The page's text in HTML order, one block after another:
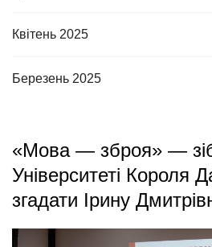
Квітень 2025
Березень 2025
«Мова — зброя» —
Університеті Короля
згадати Ірину